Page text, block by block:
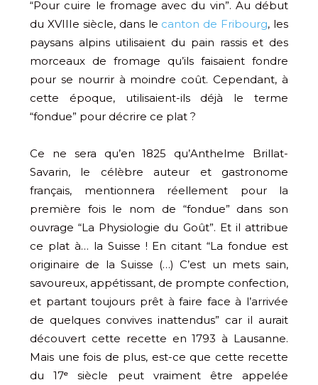
“Pour cuire le fromage avec du vin”. Au début
du XVIIIe siècle, dans le canton de Fribourg, les
paysans alpins utilisaient du pain rassis et des
morceaux de fromage qu’ils faisaient fondre
pour se nourrir à moindre coût. Cependant, à
cette époque, utilisaient-ils déjà le terme
“fondue” pour décrire ce plat ?
Ce ne sera qu’en 1825 qu’Anthelme Brillat-
Savarin, le célèbre auteur et gastronome
français, mentionnera réellement pour la
première fois le nom de “fondue” dans son
ouvrage “La Physiologie du Goût”. Et il attribue
ce plat à… la Suisse ! En citant “La fondue est
originaire de la Suisse (…) C’est un mets sain,
savoureux, appétissant, de prompte confection,
et partant toujours prêt à faire face à l’arrivée
de quelques convives inattendus” car il aurait
découvert cette recette en 1793 à Lausanne.
Mais une fois de plus, est-ce que cette recette
du 17ᵉ siècle peut vraiment être appelée